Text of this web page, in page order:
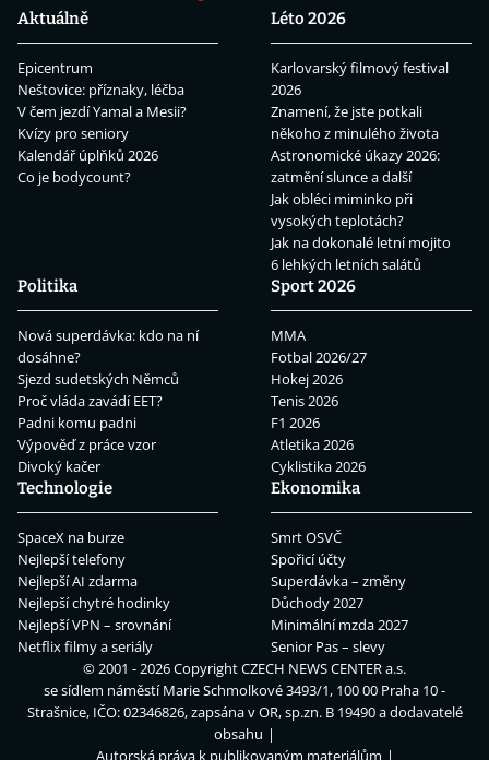
Aktuálně
Epicentrum
Neštovice: příznaky, léčba
V čem jezdí Yamal a Mesii?
Kvízy pro seniory
Kalendář úplňků 2026
Co je bodycount?
Léto 2026
Karlovarský filmový festival
2026
Znamení, že jste potkali
někoho z minulého života
Astronomické úkazy 2026:
zatmění slunce a další
Jak obléci miminko při
vysokých teplotách?
Jak na dokonalé letní mojito
6 lehkých letních salátů
Politika
Nová superdávka: kdo na ní
dosáhne?
Sjezd sudetských Němců
Proč vláda zavádí EET?
Padni komu padni
Výpověď z práce vzor
Divoký kačer
Sport 2026
MMA
Fotbal 2026/27
Hokej 2026
Tenis 2026
F1 2026
Atletika 2026
Cyklistika 2026
Technologie
SpaceX na burze
Nejlepší telefony
Nejlepší AI zdarma
Nejlepší chytré hodinky
Nejlepší VPN – srovnání
Netflix filmy a seriály
Ekonomika
Smrt OSVČ
Spořicí účty
Superdávka – změny
Důchody 2027
Minimální mzda 2027
Senior Pas – slevy
© 2001 - 2026 CopyrightCZECH NEWS CENTER a.s.
se sídlem náměstí Marie Schmolkové 3493/1, 100 00 Praha 10 -
Strašnice, IČO: 02346826, zapsána v OR, sp.zn. B 19490 a dodavatelé
obsahu
Autorská práva k publikovaným materiálům